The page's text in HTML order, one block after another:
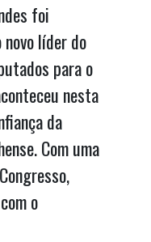
foi
novo líder do
para o
nesta
da
Com uma
o